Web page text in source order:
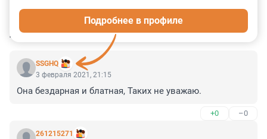
КОММЕНТАРИИ 12
SSGHQ
Подробнее в профиле
3 февраля 2021, 21:15
Она бездарная и блатная, Таких не уважаю.
+0 –0
261215271